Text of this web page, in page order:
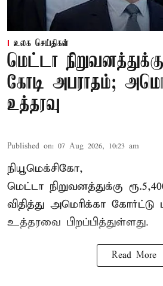
உலக செய்திகள்
மெட்டா
கோடி அபராதம்;
உத்தரவு
Published on: 07 Aug 2026, 10:23 am
நியூமெக்சிகோ,
மெட்டா நிறுவனத்துக்கு
விதித்து அமெரிக்கா கோர்ட்டு
உத்தரவை பிறப்பித்துள்ளது.
Read More